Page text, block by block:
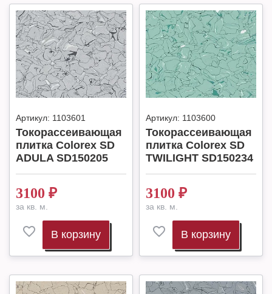
Артикул: 1103601
Токорассеивающая
плитка Colorex SD
ADULA SD150205
3100 ₽
за кв. м.
В корзину
Артикул: 1103600
Токорассеивающая
плитка Colorex SD
TWILIGHT SD150234
3100 ₽
за кв. м.
В корзину